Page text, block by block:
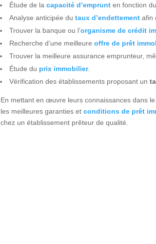
Étude de la capacité d’emprunten fonction du
Analyse anticipée du taux d’endettementafin
Trouver la banque ou l’organisme de crédit
Recherche d’une meilleure offre de prêt
Trouver la meilleure assurance emprunteur,
Étude du prix immobilier.
Vérification des établissements proposant un
En mettant en œuvre leurs connaissances dans
les meilleures garanties et conditions de prêt
chez un établissement prêteur de qualité.